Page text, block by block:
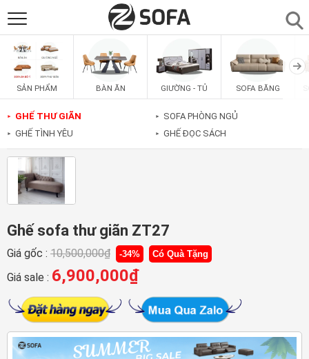
SẢN PHẨM
SOFAS
PHÒNG ĂN
PHÒNG NGỦ
PHÒNG KHÁCH
SẢN PHẨM BÀN ĂN GIƯỜNG - TỦ SOFA BĂNG
► GHẾ THƯ GIÃN
► GHẾ TÌNH YÊU
► SOFA PHÒNG NGỦ
► GHẾ ĐỌC SÁCH
Ghế sofa thư giãn ZT27
Giá gốc : 10,500,000₫ -34% Có Quà Tặng
Giá sale : 6,900,000₫